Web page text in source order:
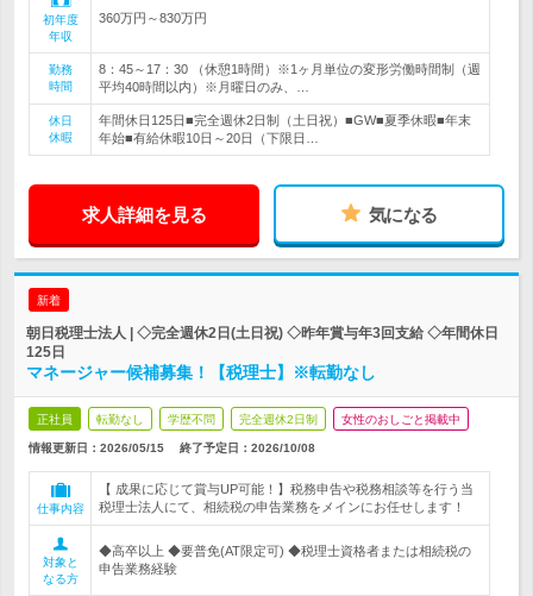
初年度
年収
360万円～830万円
勤務
時間
8：45～17：30 （休憩1時間）※1ヶ月単位の変形労働時間制（週
平均40時間以内）※月曜日のみ、…
休日
休暇
年間休日125日■完全週休2日制（土日祝）■GW■夏季休暇■年末
年始■有給休暇10日～20日（下限日…
求人詳細を見る 気になる
新着
朝日税理士法人 | ◇完全週休2日(土日祝) ◇昨年賞与年3回支給 ◇年間休日
125日
マネージャー候補募集！【税理士】※転勤なし
正社員 転勤なし 学歴不問 完全週休2日制 女性のおしごと掲載中
情報更新日：2026/05/15 終了予定日： 2026/10/08
仕事内容
【 成果に応じて賞与UP可能！】税務申告や税務相談等を行う当
税理士法人にて、相続税の申告業務をメインにお任せします！
対象と
なる方
◆高卒以上 ◆要普免(AT限定可) ◆税理士資格者または相続税の
申告業務経験